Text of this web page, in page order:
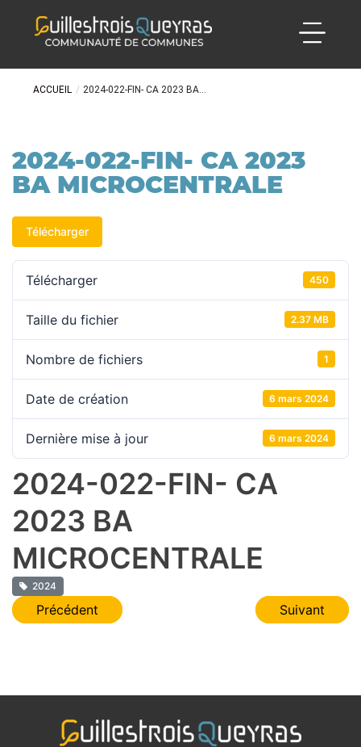
ACCUEIL / 2024-022-FIN- CA 2023 BA...
2024-022-FIN- CA 2023
BA MICROCENTRALE
Télécharger
Télécharger 450
Taille du fichier 2.37 MB
Nombre de fichiers 1
Date de création 6 mars 2024
Dernière mise à jour 6 mars 2024
2024-022-FIN- CA
2023 BA
MICROCENTRALE
2024
Navigation
Précédent Suivant